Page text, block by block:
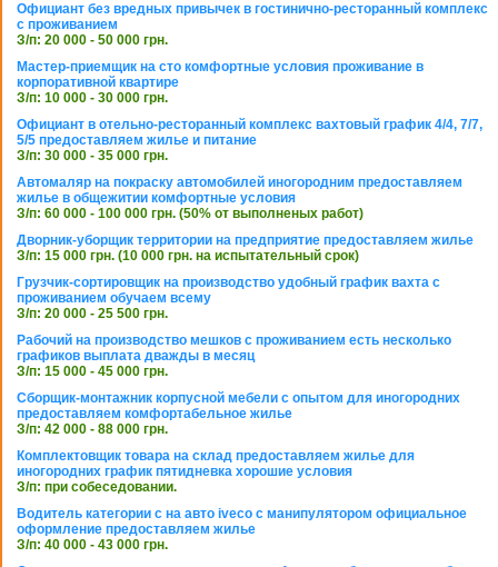
Официант без вредных привычек в гостинично-ресторанный комплекс
с проживанием
З/п: 20 000 - 50 000 грн.
Мастер-приемщик на сто комфортные условия проживание в
корпоративной квартире
З/п: 10 000 - 30 000 грн.
Официант в отельно-ресторанный комплекс вахтовый график 4/4, 7/7,
5/5 предоставляем жилье и питание
З/п: 30 000 - 35 000 грн.
Автомаляр на покраску автомобилей иногородним предоставляем
жилье в общежитии комфортные условия
З/п: 60 000 - 100 000 грн. (50% от выполненых работ)
Дворник-уборщик территории на предприятие предоставляем жилье
З/п: 15 000 грн. (10 000 грн. на испытательный срок)
Грузчик-сортировщик на производство удобный график вахта с
проживанием обучаем всему
З/п: 20 000 - 25 500 грн.
Рабочий на производство мешков с проживанием есть несколько
графиков выплата дважды в месяц
З/п: 15 000 - 45 000 грн.
Сборщик-монтажник корпусной мебели с опытом для иногородних
предоставляем комфортабельное жилье
З/п: 42 000 - 88 000 грн.
Комплектовщик товара на склад предоставляем жилье для
иногородних график пятидневка хорошие условия
З/п: при собеседовании.
Водитель категории с на авто iveco с манипулятором официальное
оформление предоставляем жилье
З/п: 40 000 - 43 000 грн.